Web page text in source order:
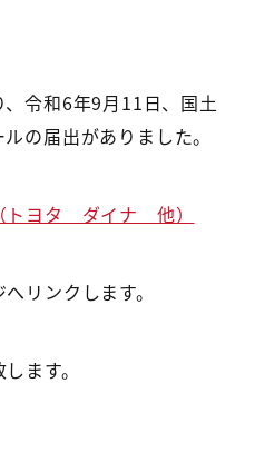
令和6年9月11日、国土
の届出がありました。
トヨタ ダイナ 他）
リンクします。
ます。